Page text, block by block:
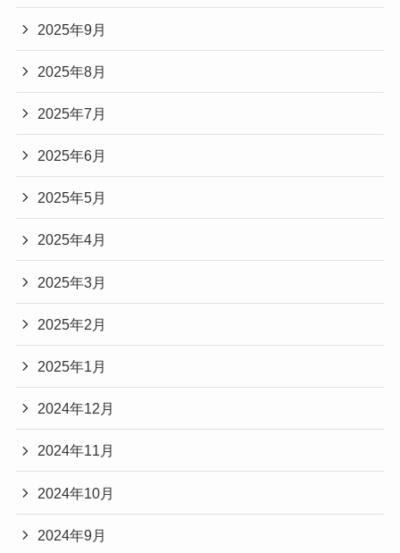
2025年9月
2025年8月
2025年7月
2025年6月
2025年5月
2025年4月
2025年3月
2025年2月
2025年1月
2024年12月
2024年11月
2024年10月
2024年9月